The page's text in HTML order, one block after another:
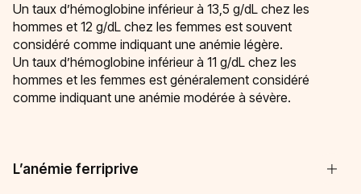
Un taux d’hémoglobine inférieur à 13,5 g/dL chez les
hommes et 12 g/dL chez les femmes est souvent
considéré comme indiquant une anémie légère.
Un taux d’hémoglobine inférieur à 11 g/dL chez les
hommes et les femmes est généralement considéré
comme indiquant une anémie modérée à sévère.
L’anémie ferriprive